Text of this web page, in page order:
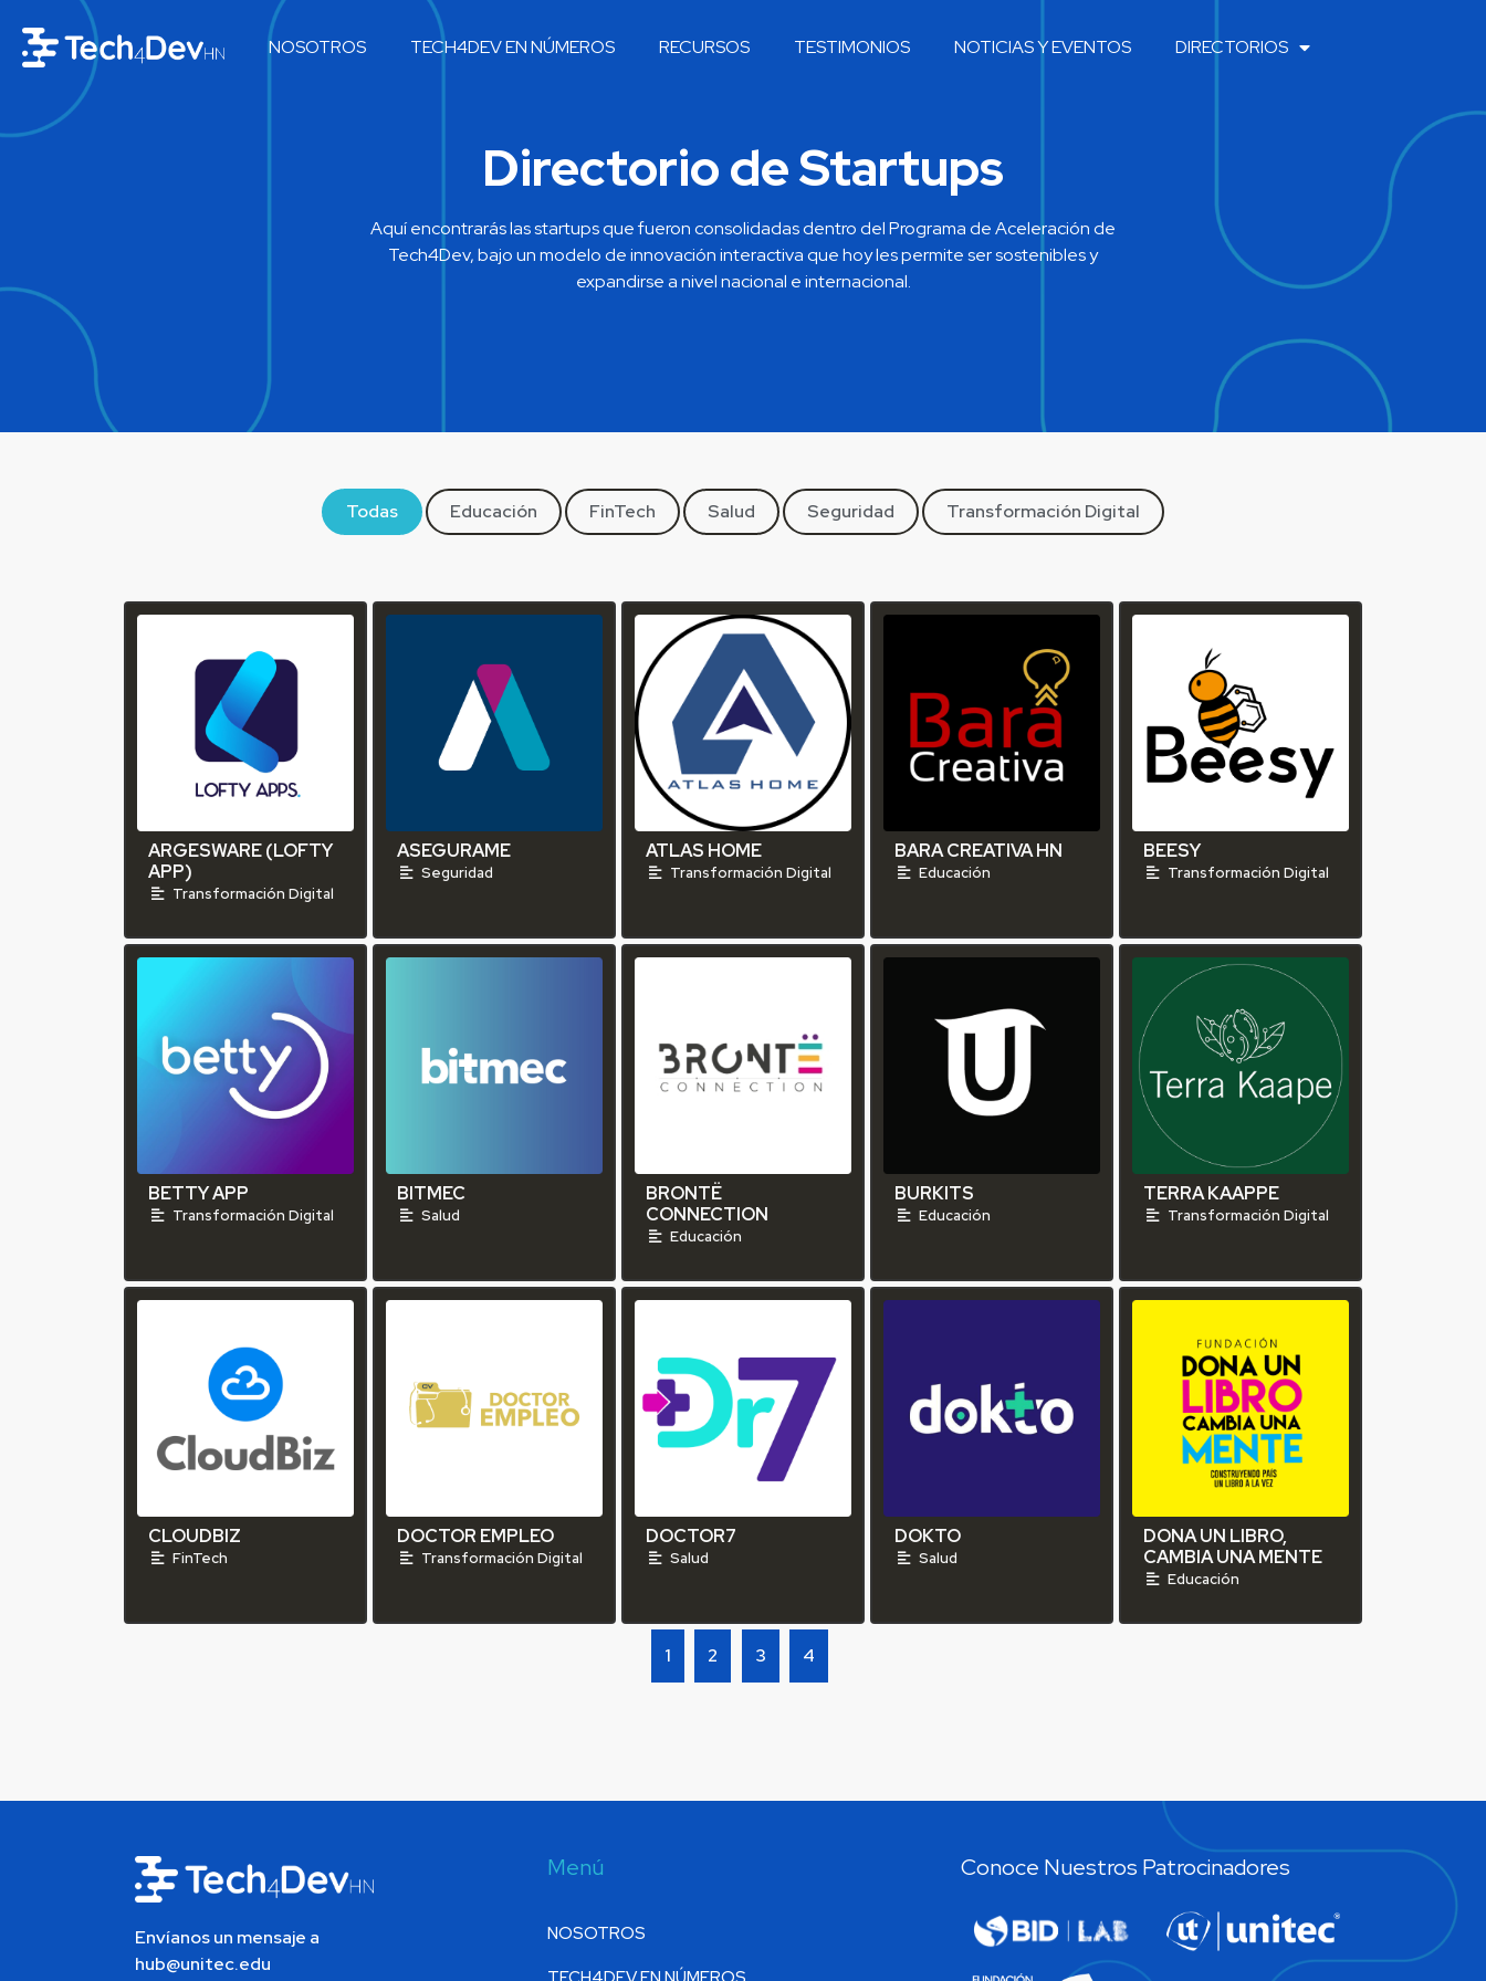
NOSOTROS TECH4DEV EN NÚMEROS RECURSOS TESTIMONIOS NOTICIAS Y EVENTOS DIRECTORIOS
Directorio de Startups
Aquí encontrarás las startups que fueron consolidadas dentro del Programa de Aceleración de
Tech4Dev, bajo un modelo de innovación interactiva que hoy les permite ser sostenibles y
expandirse a nivel nacional e internacional.
Todas Educación FinTech Salud Seguridad Transformación Digital
ARGESWARE (LOFTY
APP)
Transformación Digital
ASEGURAME
Seguridad
ATLAS HOME
Transformación Digital
BARA CREATIVA HN
Educación
BEESY
Transformación Digital
BETTY APP
Transformación Digital
BITMEC
Salud
BRONTË
CONNECTION
Educación
BURKITS
Educación
TERRA KAAPPE
Transformación Digital
CLOUDBIZ
FinTech
DOCTOR EMPLEO
Transformación Digital
DOCTOR7
Salud
DOKTO
Salud
DONA UN LIBRO,
CAMBIA UNA MENTE
Educación
1 2 3 4
Envíanos un mensaje a
hub@unitec.edu
Menú
NOSOTROS
Conoce Nuestros Patrocinadores